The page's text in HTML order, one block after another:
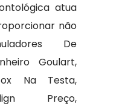
atua
não
De
Goulart,
Na Testa,
Preço,